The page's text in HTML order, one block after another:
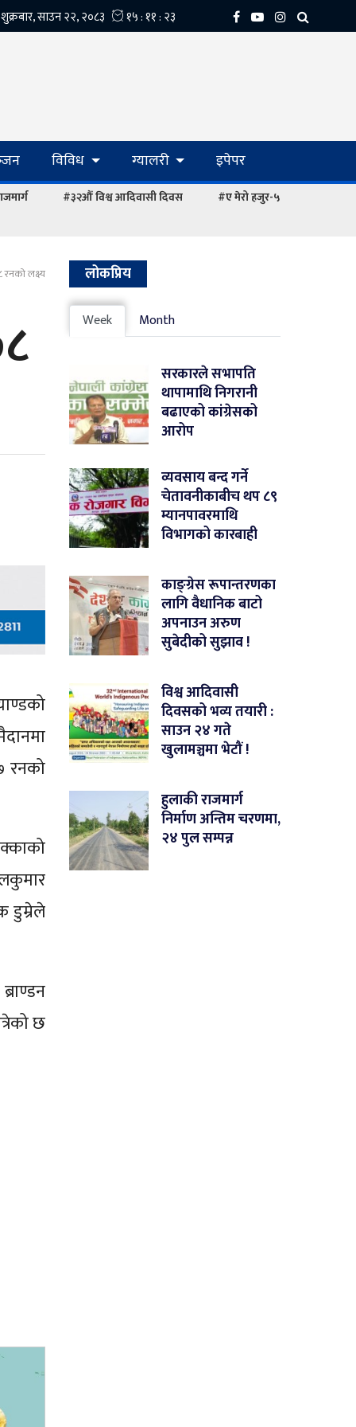
विविध ग्यालरी इपेपर
#३२औं विश्व आदिवासी दिवस #ए मेरो हजुर-५
रनको लक्ष्य
रनको
डुम्रेले
छ
लोकप्रिय
Week Month
सरकारले सभापति
थापामाथि निगरानी
बढाएको कांग्रेसको
आरोप
व्यवसाय बन्द गर्ने
चेतावनीकाबीच थप ८९
म्यानपावरमाथि
विभागको कारबाही
काङ्ग्रेस रूपान्तरणका
लागि वैधानिक बाटो
अपनाउन अरुण
सुबेदीको सुझाव !
विश्व आदिवासी
दिवसको भव्य तयारी :
साउन २४ गते
खुलामञ्चमा भेटौं !
हुलाकी राजमार्ग
निर्माण अन्तिम चरणमा,
२४ पुल सम्पन्न